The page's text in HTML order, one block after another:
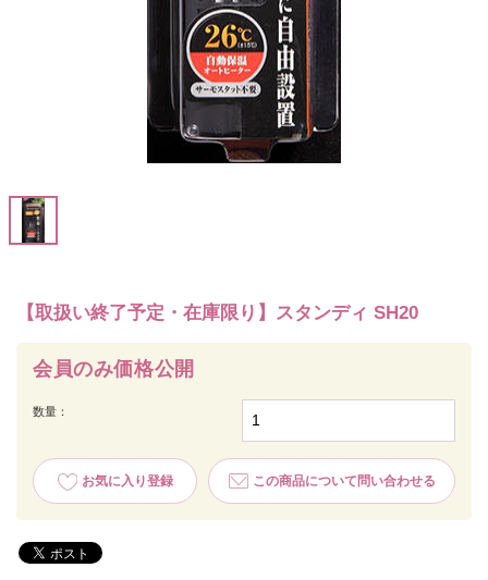
【取扱い終了予定・在庫限り】スタンディ SH20
会員のみ価格公開
数量：
お気に入り登録 この商品について問い合わせる